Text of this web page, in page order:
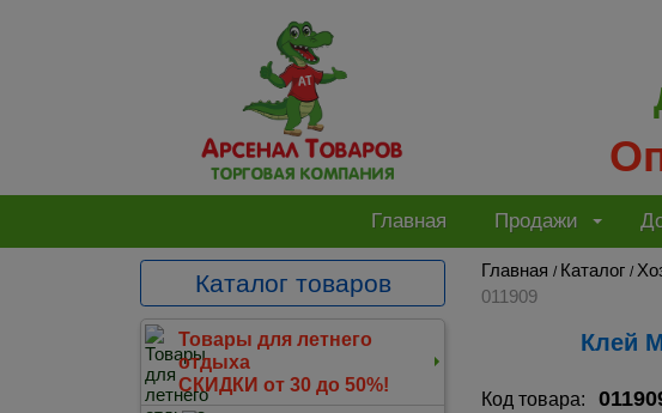
Главная Продажи
Каталог товаров
Товары для летнего
отдыха
СКИДКИ от 30 до 50%!
Главная / Каталог /
011909
Клей
Код товара: